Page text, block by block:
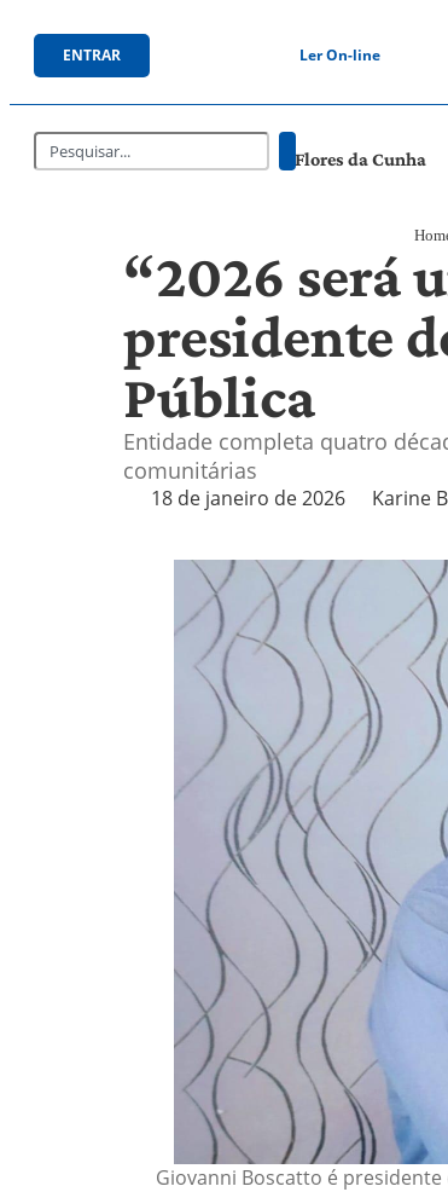
ENTRAR Ler On-line
Flores da Cunha
“2026 será
presidente
Pública
Entidade completa quatro
comunitárias
18 de janeiro de 2026 Karine
Giovanni Boscatto é